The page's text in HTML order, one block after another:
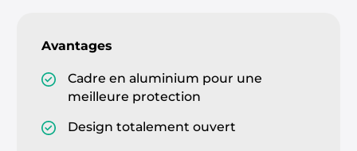
Avantages
Cadre en aluminium pour une
meilleure protection
Design totalement ouvert